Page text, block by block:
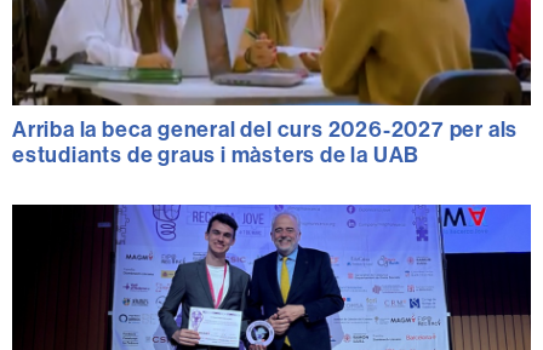
Arriba la beca general del curs 2026-2027 per als
estudiants de graus i màsters de la UAB